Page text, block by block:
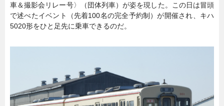
連載一覧
車＆撮影会リレー号〉（団体列車）が姿を現した。この日は冒頭
で述べたイベント（先着100名の完全予約制）が開催され、キハ
5020形をひと足先に乗車できるのだ。